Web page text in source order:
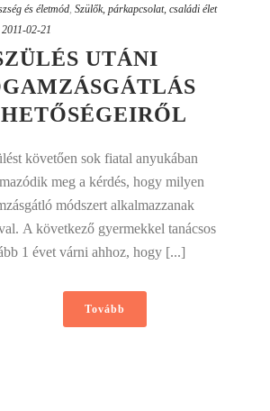
és életmód, Szülők, párkapcsolat, családi élet
2011-02-21
UTÁNI
követően sok fiatal anyukában
meg a kérdés, hogy milyen
módszert alkalmazzanak
A következő gyermekkel tanácsos
1 évet várni ahhoz, hogy [...]
Tovább